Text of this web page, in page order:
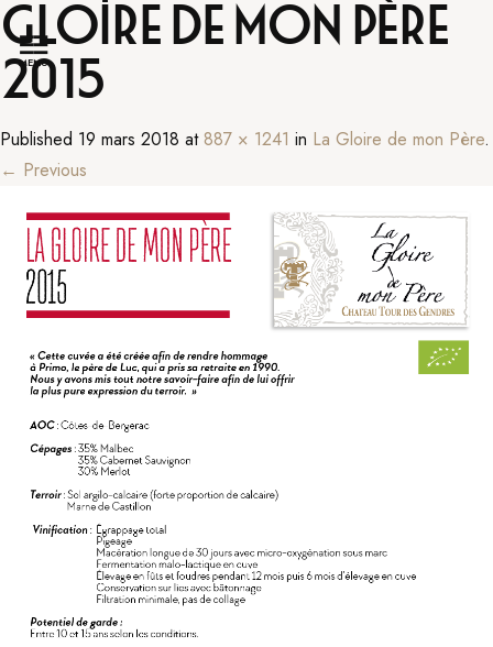
MENU
Gloire de mon Père
2015
Published 19 mars 2018 at887 × 1241 in La Gloire de mon Père.
← Previous